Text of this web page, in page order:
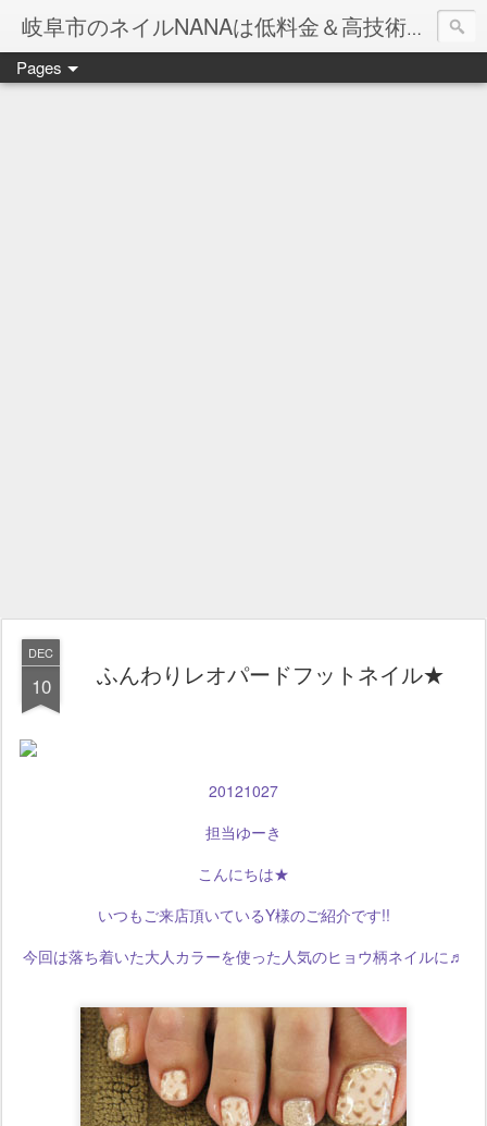
岐阜市のネイルNANAは低料金＆高技術のお店
ネイル岐阜市NANAです♪♪
Pages
DEC
10 ふんわりレオパードフットネイル★
20121027
担当ゆーき
こんにちは★
いつもご来店頂いているY様のご紹介です!!
今回は落ち着いた大人カラーを使った人気のヒョウ柄ネイルに♬